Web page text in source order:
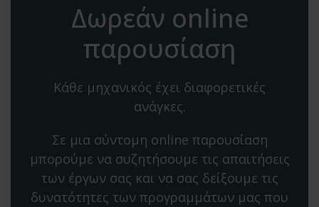
Δωρεάν online
παρουσίαση
Κάθε μηχανικός έχει διαφορετικές
ανάγκες.
Σε μια σύντομη online παρουσίαση
μπορούμε να συζητήσουμε τις απαιτήσεις
των έργων σας και να σας δείξουμε τις
δυνατότητες των προγραμμάτων μας που